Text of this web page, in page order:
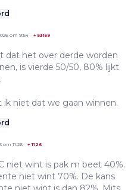
om 9:54 +53159
dat het over derde worden
is vierde 50/50, 80% lijkt
ik niet dat we gaan winnen.
om 11:26 +1126
niet wint is pak m beet 40%.
niet wint 70%. De kans